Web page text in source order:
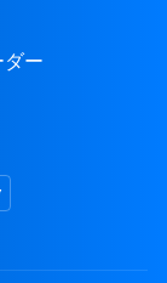
ー